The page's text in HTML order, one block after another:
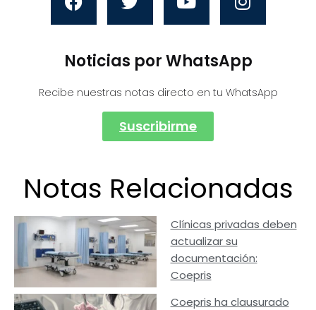
Noticias por WhatsApp
Recibe nuestras notas directo en tu WhatsApp
Suscribirme
Notas Relacionadas
Clínicas privadas deben
actualizar su
documentación:
Coepris
Coepris ha clausurado